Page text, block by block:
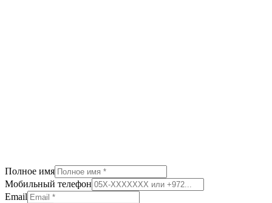
Полное имя
Мобильный телефон
Email